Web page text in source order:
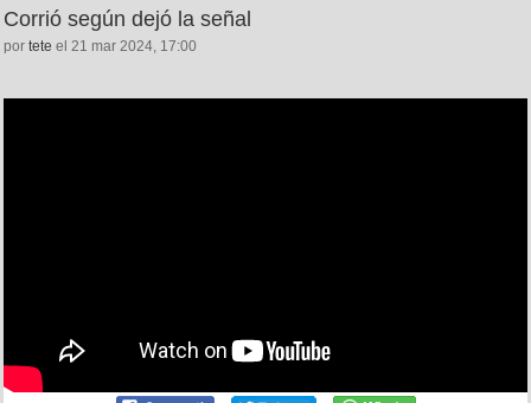
Corrió según dejó la señal
por tete el 21 mar 2024, 17:00